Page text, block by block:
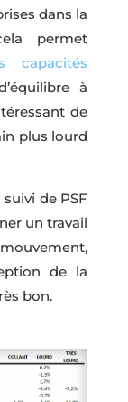
dans la
permet
capacités
à
de
plus lourd
de PSF
un travail
de la
bon.